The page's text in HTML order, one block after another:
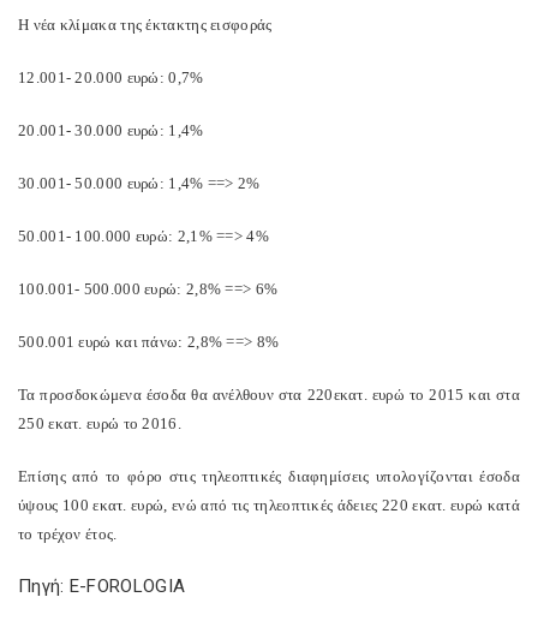
Η νέα κλίμακα της έκτακτης εισφοράς
12.001- 20.000 ευρώ: 0,7%
20.001- 30.000 ευρώ: 1,4%
30.001- 50.000 ευρώ: 1,4% ==> 2%
50.001- 100.000 ευρώ: 2,1% ==> 4%
100.001- 500.000 ευρώ: 2,8% ==> 6%
500.001 ευρώ και πάνω: 2,8% ==> 8%
Τα προσδοκώμενα έσοδα θα ανέλθουν στα 220εκατ. ευρώ το 2015 και στα
250 εκατ. ευρώ το 2016.
Επίσης από το φόρο στις τηλεοπτικές διαφημίσεις υπολογίζονται έσοδα
ύψους 100 εκατ. ευρώ, ενώ από τις τηλεοπτικές άδειες 220 εκατ. ευρώ κατά
το τρέχον έτος.
Πηγή: E-FOROLOGIA